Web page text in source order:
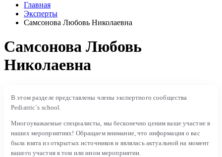
Главная
Эксперты
Самсонова Любовь Николаевна
Самсонова Любовь
Николаевна
В этом разделе представлены члены экспертного сообщества
Pediatric`s school.
Многоуважаемые специалисты, мы бесконечно ценим ваше участие в
наших мероприятиях! Обращаем внимание, что информация о вас
была взята из открытых источников и являлась актуальной на момент
вашего участия в том или ином мероприятии.